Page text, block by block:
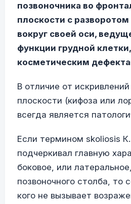
позвоночника во
плоскости с разворотом
вокруг своей оси,
функции грудной
косметическим
В отличие от
плоскости (кифоза или
всегда является
Если термином skoliosis К.
подчеркивал главную
боковое, или
позвоночного столба, то
кого не вызывает